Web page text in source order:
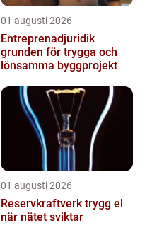
01 augusti 2026
Entreprenadjuridik
grunden för trygga och
lönsamma byggprojekt
01 augusti 2026
Reservkraftverk trygg el
när nätet sviktar